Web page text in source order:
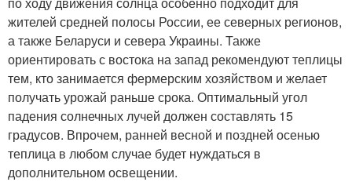
жителей средней полосы России, ее северных регионов,
а также Беларуси и севера Украины. Также
ориентировать с востока на запад рекомендуют теплицы
тем, кто занимается фермерским хозяйством и желает
получать урожай раньше срока. Оптимальный угол
падения солнечных лучей должен составлять 15
градусов. Впрочем, ранней весной и поздней осенью
теплица в любом случае будет нуждаться в
дополнительном освещении.